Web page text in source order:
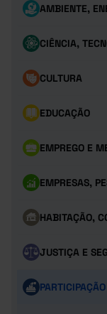
AMBIENTE,
CIÊNCIA,
CULTURA
EDUCAÇÃO
EMPREGO E
EMPRESAS,
HABITAÇÃO,
JUSTIÇA E